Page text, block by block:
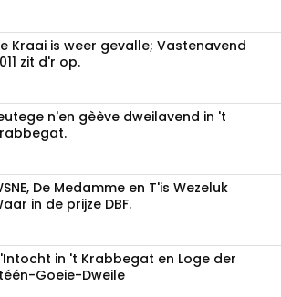
Kraai is weer gevalle; Vastenavend
zit d'r op.
n'en gèève dweilavend in 't
De Medamme en T'is Wezeluk
in de prijze DBF.
in 't Krabbegat en Loge der
Goeie-Dweile